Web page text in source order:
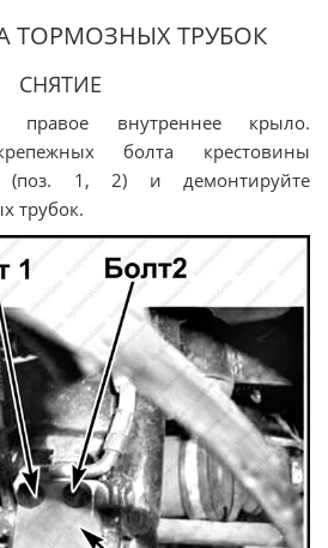
ТОРМОЗНЫХ ТРУБОК
СНЯТИЕ
правое внутреннее крыло.
болта крестовины
(поз. 1, 2) и демонтируйте
трубок.